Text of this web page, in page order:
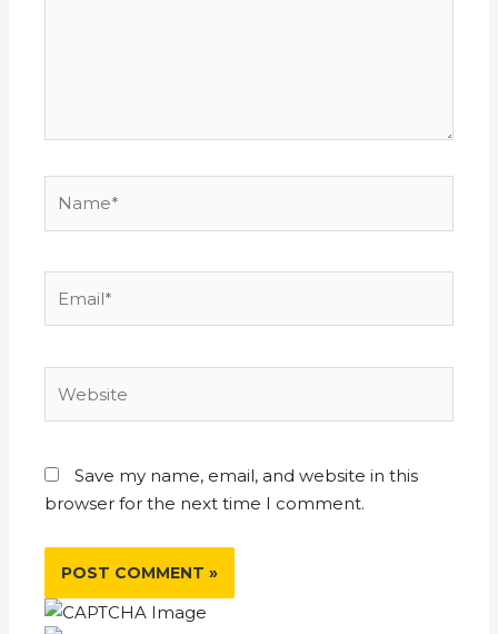
Save my name, email, and website in this
browser for the next time I comment.